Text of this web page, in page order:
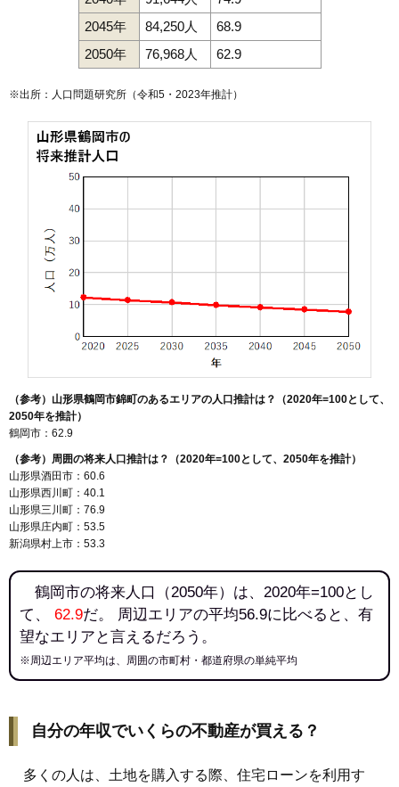
2045年
84,250人
68.9
2050年
76,968人 62.9
※出所：人口問題研究所（令和5・2023年推計）
（参考）山形県鶴岡市錦町のあるエリアの人口推計は？（2020年=100として、
2050年を推計）
鶴岡市：62.9
（参考）周囲の将来人口推計は？（2020年=100として、2050年を推計）
山形県酒田市：60.6
山形県西川町：40.1
山形県三川町：76.9
山形県庄内町：53.5
新潟県村上市：53.3
鶴岡市の将来人口（2050年）は、2020年=100とし
て、 62.9だ。 周辺エリアの平均56.9に比べると、有
望なエリアと言えるだろう。
※周辺エリア平均は、周囲の市町村・都道府県の単純平均
自分の年収でいくらの不動産が買える？
多くの人は、土地を購入する際、住宅ローンを利用す